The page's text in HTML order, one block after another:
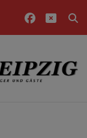
Gäste